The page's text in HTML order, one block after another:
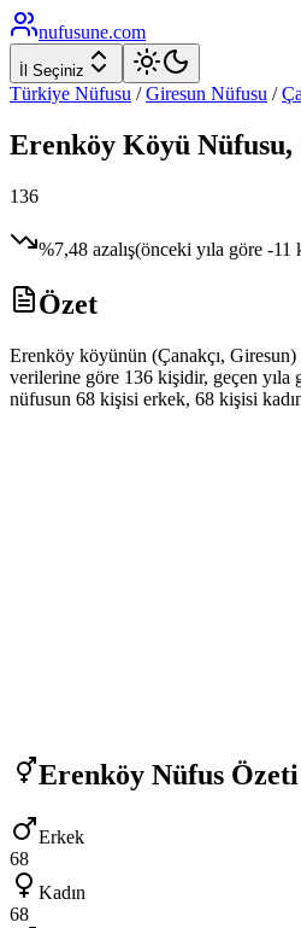
nufusune.com
İl Seçiniz
Türkiye Nüfusu / Giresun Nüfusu /
Erenköy Köyü Nüfusu,
136
%7,48 azalış(önceki yıla göre -11
Özet
Erenköy köyünün (Çanakçı,
verilerine göre 136 kişidir, geçen yıla
nüfusun 68 kişisi erkek, 68 kişisi
Erenköy Nüfus Özeti
Erkek
68
Kadın
68